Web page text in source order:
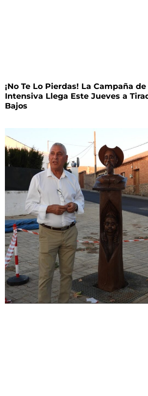
¡No Te Lo Pierdas! La Campaña
Intensiva Llega Este Jueves a
Bajos